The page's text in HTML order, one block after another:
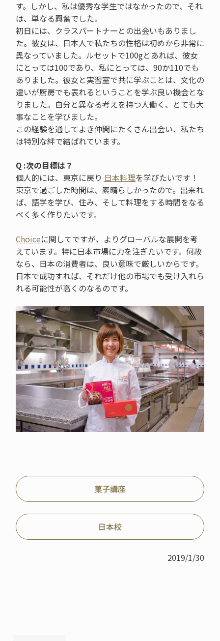
す。しかし、私は優秀な学生ではなかったので、それ
は、単なる興奮でした。
初日には、クラスパートナーとの出会いもありまし
た。彼女は、日本人で私たちの性格は初めから非常に
異なっていました。ルセットで100gとあれば、彼女
にとっては100であり、私にとっては、90か110でも
ありました。彼女と実習室で共に学ぶことは、文化の
違いが厨房でも表れるということを学ぶ良い機会とな
りました。自分と異なる考えを持つ人働く、とても大
事なことを学びました。
この経験を通してよき仲間にたくさん出会い、私たち
は特別な絆で結ばれています。
Q :次の目標は？
個人的には、東京に戻り 日本料理を学びたいです！
東京で過ごした時間は、素晴らしかったので。出来れ
ば、語学を学び、住み、そして料理をする時間をなる
べく多く作りたいです。
Choiceに関してですが、よりグローバルな展開を考
えています。特に日本市場に力を注ぎたいです。何故
なら、日本の消費者は、良い意味で厳しいからです。
日本で成功すれば、それだけ他の市場でも受け入れら
れる可能性が高くのなるのです。
菓子講座
日本校
2019/1/30